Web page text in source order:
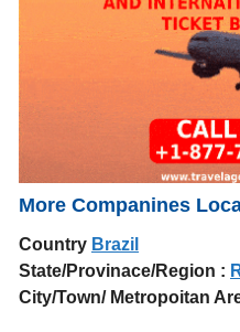
More Companines
Country Brazil
State/Provinace/Region :
City/Town/ Metropoitan